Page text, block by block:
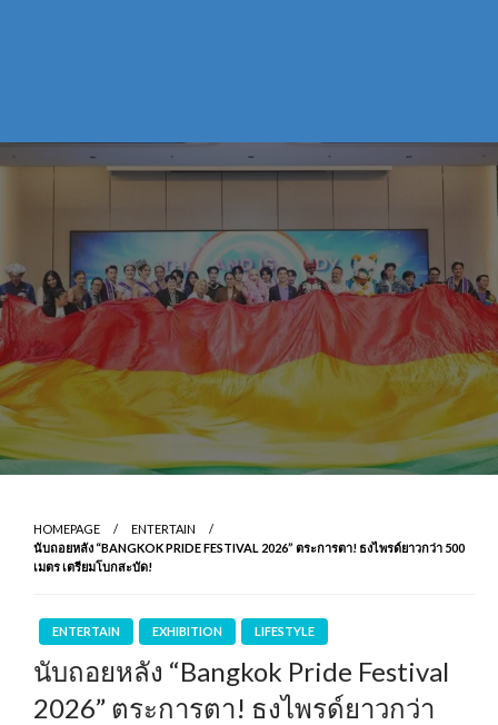
HOMEPAGE
ENTERTAIN
นับถอยหลัง “BANGKOK PRIDE FESTIVAL 2026” ตระการตา! ธงไพรด์ยาวกว่า 500
เมตร เตรียมโบกสะบัด!
ENTERTAIN EXHIBITION LIFESTYLE
นับถอยหลัง “Bangkok Pride Festival
2026” ตระการตา! ธงไพรด์ยาวกว่า